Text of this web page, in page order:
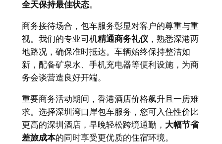
全天保持最佳状态。
商务接待场合，包车服务彰显对客户的尊重与重
视。我们的专业司机精通商务礼仪 ，熟悉深港两
地路况，确保准时抵达。车辆始终保持整洁如
新，配备矿泉水、手机充电器等便利设施，为商
务会谈营造良好开端。
重要商务活动期间，香港酒店价格飙升且一房难
求。选择深圳湾口岸包车服务，您可入住性价比
更高的深圳酒店，早晚轻松跨境通勤， 大幅节省
差旅成本的同时享受更优质的住宿环境。